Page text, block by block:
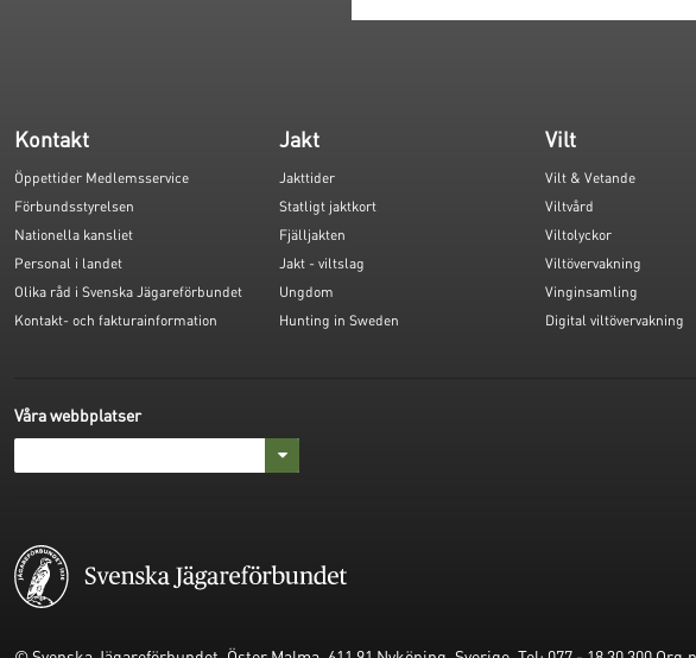
Kontakt
Öppettider Medlemsservice
Förbundsstyrelsen
Nationella kansliet
Personal i landet
Olika råd i Svenska Jägareförbundet
Kontakt- och fakturainformation
Jakt
Jakttider
Statligt jaktkort
Fjälljakten
Jakt - viltslag
Ungdom
Hunting in Sweden
Vilt
Vilt & Vetande
Viltvård
Viltolyckor
Viltövervakning
Vinginsamling
Digital viltövervakning
Våra webbplatser